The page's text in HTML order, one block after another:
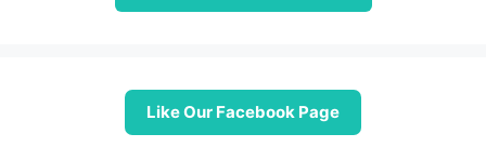
Like Our Facebook Page